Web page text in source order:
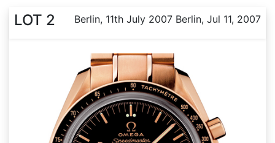
LOT 2 Berlin, 11th July 2007 Berlin, Jul 11, 2007